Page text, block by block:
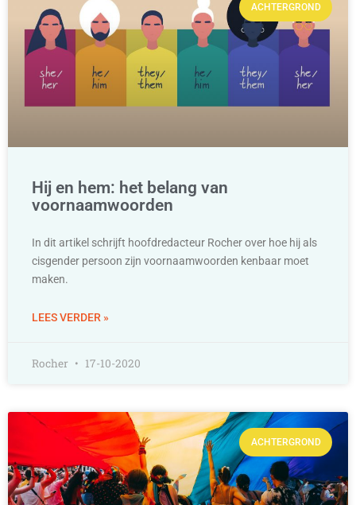
ACHTERGROND
Hij en hem: het belang van
voornaamwoorden
In dit artikel schrijft hoofdredacteur Rocher over hoe hij als
cisgender persoon zijn voornaamwoorden kenbaar moet
maken.
LEES VERDER »
Rocher 17-10-2020
ACHTERGROND